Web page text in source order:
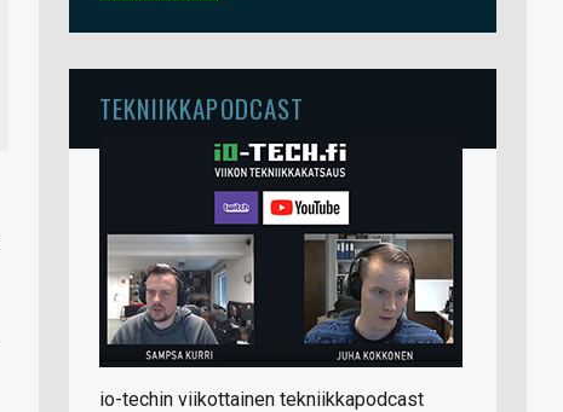
TEKNIIKKAPODCAST
io-techin viikottainen tekniikkapodcast